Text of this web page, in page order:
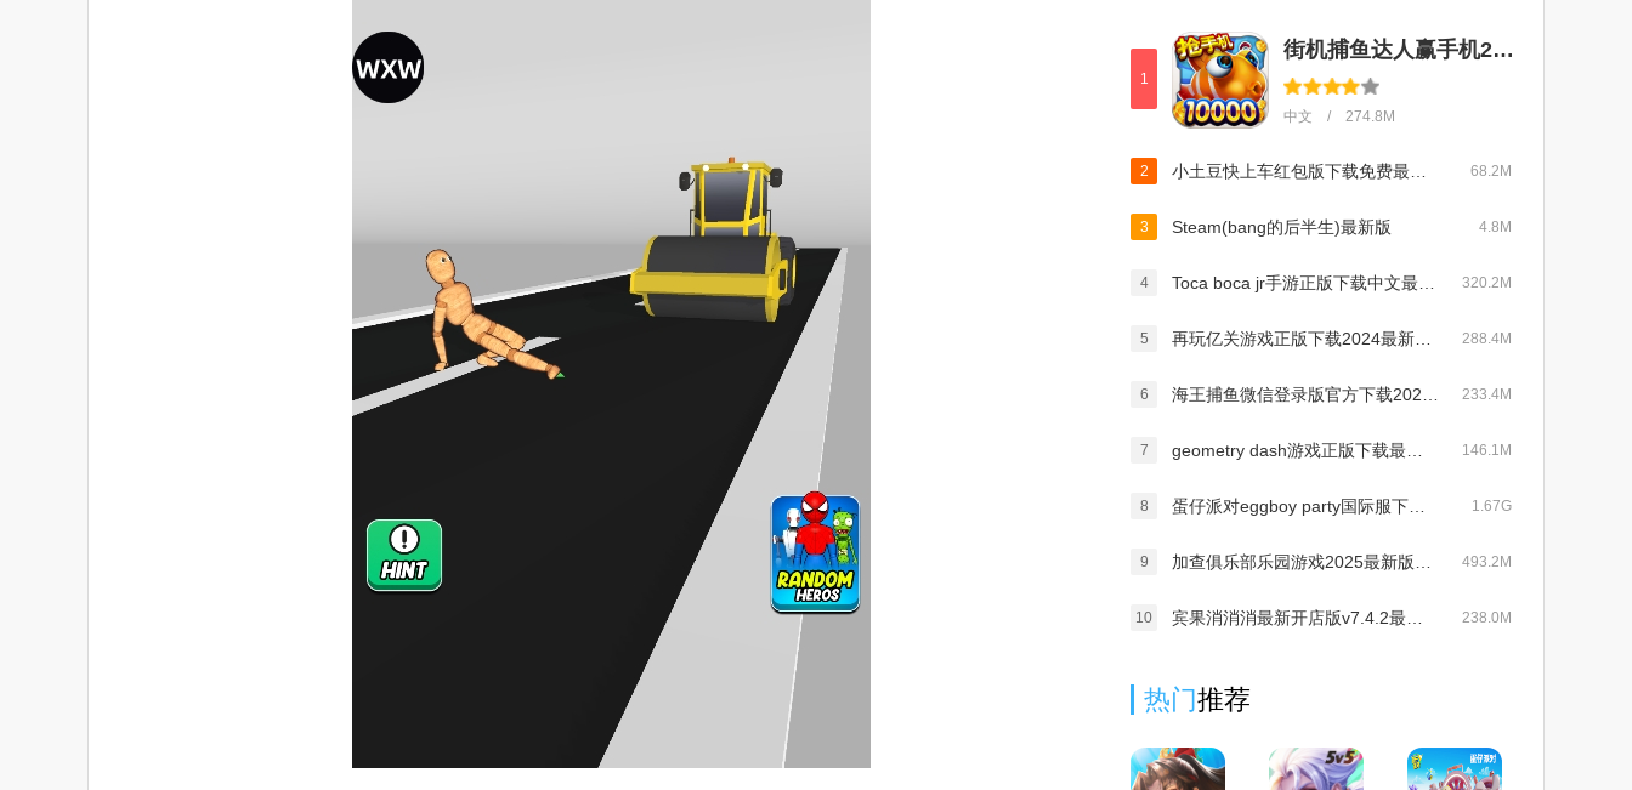
1
街机捕鱼达人赢手机2024官方最新版v10.0.30.7.0最新版
中文 / 274.8M
2 68.2M
3 Steam(bang的后半生)最新版 4.8M
4 320.2M
5 288.4M
6 233.4M
7 146.1M
8 1.67G
9 493.2M
10 238.0M
热门推荐